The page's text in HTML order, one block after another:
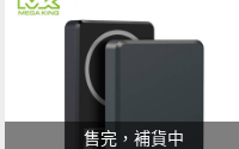
售完，補貨中